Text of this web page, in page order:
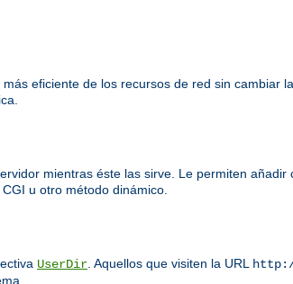
eficiente de los recursos de red sin cambiar
mientras éste las sirve. Le permiten añadir
u otro método dinámico.
UserDir . Aquellos que visiten la URL